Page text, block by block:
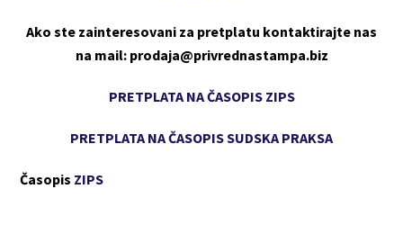
Ako ste zainteresovani za pretplatu kontaktirajte nas
na mail: prodaja@privrednastampa.biz
PRETPLATA NA ČASOPIS ZIPS
PRETPLATA NA ČASOPIS SUDSKA PRAKSA
Časopis ZIPS